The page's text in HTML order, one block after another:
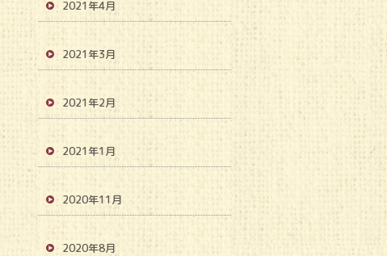
2021年4月
2021年3月
2021年2月
2021年1月
2020年11月
2020年8月